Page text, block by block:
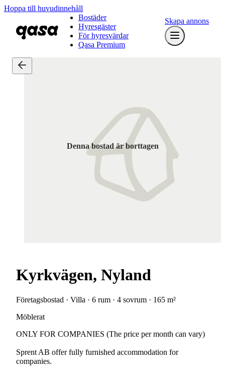
Hoppa till huvudinnehåll
Bostäder
Hyresgäster
För hyresvärdar
Qasa Premium
Skapa annons
Denna bostad är borttagen
Kyrkvägen, Nyland
Företagsbostad · Villa · 6 rum · 4 sovrum · 165 m²
Möblerat
ONLY FOR COMPANIES (The price per month can vary)
Sprent AB offer fully furnished accommodation for
companies.